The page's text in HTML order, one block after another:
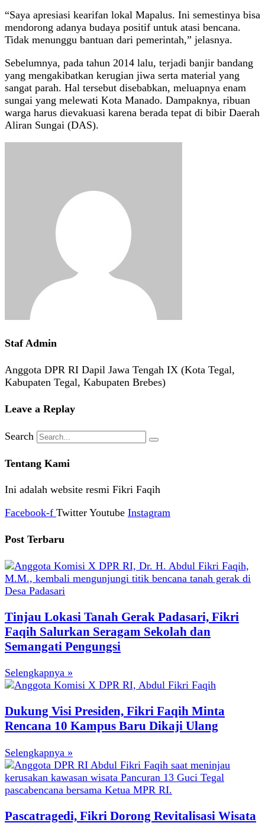
“Saya apresiasi kearifan lokal Mapalus. Ini semestinya bisa
mendorong adanya budaya positif untuk atasi bencana.
Tidak menunggu bantuan dari pemerintah,” jelasnya.
Sebelumnya, pada tahun 2014 lalu, terjadi banjir bandang
yang mengakibatkan kerugian jiwa serta material yang
sangat parah. Hal tersebut disebabkan, meluapnya enam
sungai yang melewati Kota Manado. Dampaknya, ribuan
warga harus dievakuasi karena berada tepat di bibir Daerah
Aliran Sungai (DAS).
Staf Admin
Anggota DPR RI Dapil Jawa Tengah IX (Kota Tegal,
Kabupaten Tegal, Kabupaten Brebes)
Leave a Replay
Search
Tentang Kami
Ini adalah website resmi Fikri Faqih
Facebook-f Twitter Youtube Instagram
Post Terbaru
Tinjau Lokasi Tanah Gerak Padasari, Fikri
Faqih Salurkan Seragam Sekolah dan
Semangati Pengungsi
Selengkapnya »
Dukung Visi Presiden, Fikri Faqih Minta
Rencana 10 Kampus Baru Dikaji Ulang
Selengkapnya »
Pascatragedi, Fikri Dorong Revitalisasi Wisata